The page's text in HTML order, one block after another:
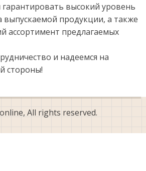
высокий уровень
выпускаемой продукции, а также
ассортимент предлагаемых
и надеемся на
стороны!
All rights reserved.